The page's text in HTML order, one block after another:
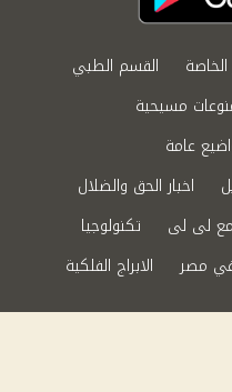
الخاصة
القسم الطبي
مسيحية
عامة
اخبار الحق والضلال
لى لى
تكنولوجيا
في مصر
الابراج الفلكية